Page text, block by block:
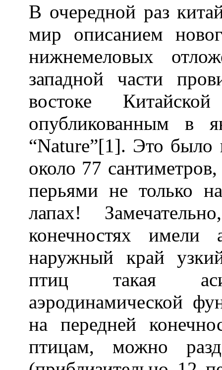
В очередной раз
мир описанием
нижнемеловых
западной части
востоке
опубликованным в
“Nature”[1]. Это было
около 77
перьями не только
лапах!
конечностях имели
наружный край
птиц такая
аэродинамической
на передней
птицам, можно